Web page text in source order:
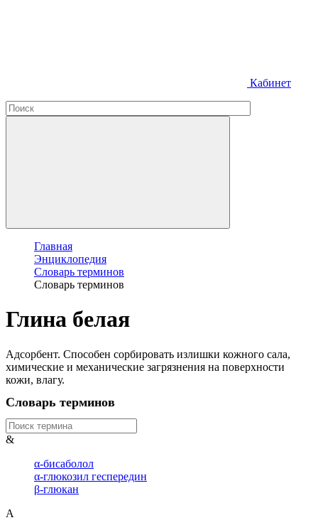
Кабинет
Главная
Энциклопедия
Словарь терминов
Словарь терминов
Глина белая
Адсорбент. Способен сорбировать излишки кожного сала,
химические и механические загрязнения на поверхности
кожи, влагу.
Словарь терминов
&
α-бисаболол
α-глюкозил геспередин
β-глюкан
A